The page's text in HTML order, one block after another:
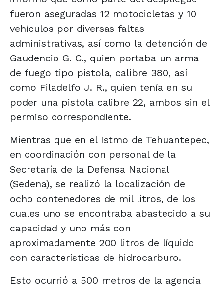
fueron aseguradas 12 motocicletas y 10
vehículos por diversas faltas
administrativas, así como la detención de
Gaudencio G. C., quien portaba un arma
de fuego tipo pistola, calibre 380, así
como Filadelfo J. R., quien tenía en su
poder una pistola calibre 22, ambos sin el
permiso correspondiente.
Mientras que en el Istmo de Tehuantepec,
en coordinación con personal de la
Secretaría de la Defensa Nacional
(Sedena), se realizó la localización de
ocho contenedores de mil litros, de los
cuales uno se encontraba abastecido a su
capacidad y uno más con
aproximadamente 200 litros de líquido
con características de hidrocarburo.
Esto ocurrió a 500 metros de la agencia